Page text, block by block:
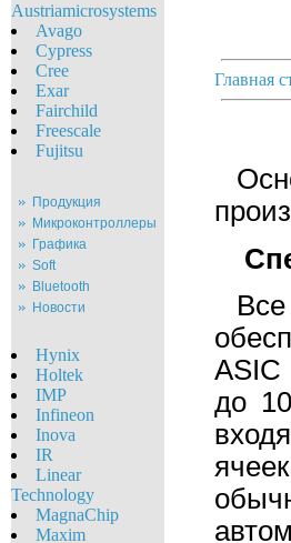
Austriamicrosystems
Avago
Cypress
Cree
Exar
Fairchild
Freescale
Fujitsu
Продукция
Микроконтроллеры
Графика
Soft
Bluetooth
Новости
Hynix
Holtek
IMP
Infineon
Inova
IR
Linear
Technology
MagnaChip
Maxim
Главная
ASIC
до